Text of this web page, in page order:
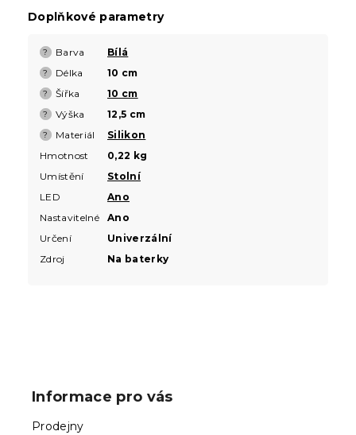
Doplňkové parametry
? Barva Bílá
? Délka 10 cm
? Šířka 10 cm
? Výška 12,5 cm
? Materiál
Silikon
Hmotnost
0,22 kg
Umístění
Stolní
LED
Ano
Nastavitelné
Ano
Určení
Univerzální
Zdroj
Na baterky
Informace pro vás
Prodejny